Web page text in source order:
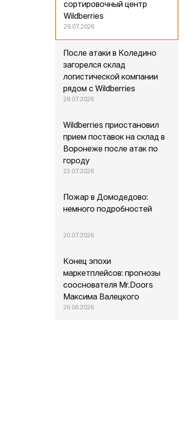
сортировочный центр
Wildberries
29.07.2026
После атаки в Коледино
загорелся склад
логистической компании
рядом с Wildberries
28.07.2026
Wildberries приостановил
прием поставок на склад в
Воронеже после атак по
городу
23.07.2026
Пожар в Домодедово:
немного подробностей
20.07.2026
Конец эпохи
маркетплейсов: прогнозы
сооснователя Mr.Doors
Максима Валецкого
26.06.2026